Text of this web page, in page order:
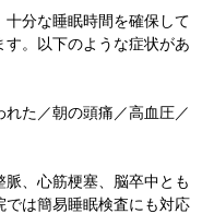
分な睡眠時間を確保して
。以下のような症状があ
た／朝の頭痛／高血圧／
、心筋梗塞、脳卒中とも
では簡易睡眠検査にも対応